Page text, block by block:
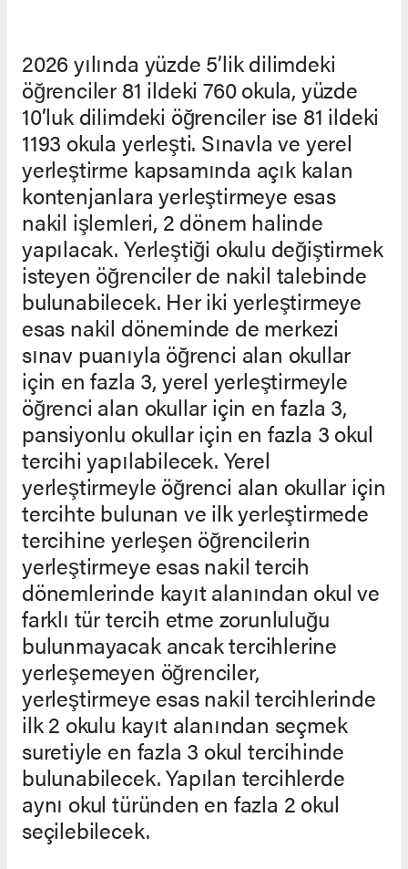
2026 yılında yüzde 5’lik dilimdeki
öğrenciler 81 ildeki 760 okula, yüzde
10’luk dilimdeki öğrenciler ise 81 ildeki
1193 okula yerleşti. Sınavla ve yerel
yerleştirme kapsamında açık kalan
kontenjanlara yerleştirmeye esas
nakil işlemleri, 2 dönem halinde
yapılacak. Yerleştiği okulu değiştirmek
isteyen öğrenciler de nakil talebinde
bulunabilecek. Her iki yerleştirmeye
esas nakil döneminde de merkezi
sınav puanıyla öğrenci alan okullar
için en fazla 3, yerel yerleştirmeyle
öğrenci alan okullar için en fazla 3,
pansiyonlu okullar için en fazla 3 okul
tercihi yapılabilecek. Yerel
yerleştirmeyle öğrenci alan okullar için
tercihte bulunan ve ilk yerleştirmede
tercihine yerleşen öğrencilerin
yerleştirmeye esas nakil tercih
dönemlerinde kayıt alanından okul ve
farklı tür tercih etme zorunluluğu
bulunmayacak ancak tercihlerine
yerleşemeyen öğrenciler,
yerleştirmeye esas nakil tercihlerinde
ilk 2 okulu kayıt alanından seçmek
suretiyle en fazla 3 okul tercihinde
bulunabilecek. Yapılan tercihlerde
aynı okul türünden en fazla 2 okul
seçilebilecek.